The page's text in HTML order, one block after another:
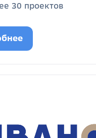
30 проектов